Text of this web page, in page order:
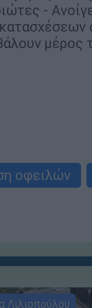
-
μέρος
οφειλών
Λιλιοπούλου